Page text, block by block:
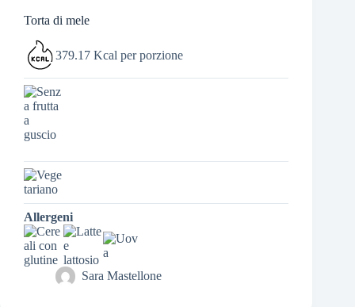
Torta di mele
379.17 Kcal per porzione
Allergeni
Sara Mastellone